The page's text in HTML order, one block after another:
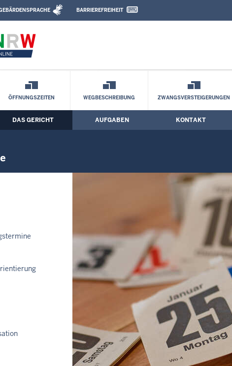
Sitzungstermine und Kontaktformular
BARRIEREFREIHEIT
mit Volltext-Suche
ÖFFNUNGSZEITEN WEGBESCHREIBUNG ZWANGSVERSTEIGERUNGEN
DAS GERICHT AUFGABEN KONTAKT